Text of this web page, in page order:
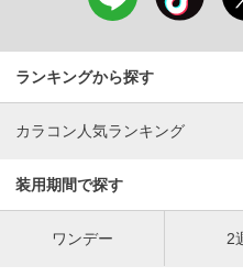
ランキングから探す
カラコン人気ランキング
装用期間で探す
ワンデー 2